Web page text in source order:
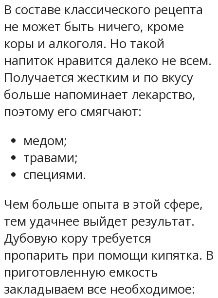
В составе классического рецепта
не может быть ничего, кроме
коры и алкоголя. Но такой
напиток нравится далеко не всем.
Получается жестким и по вкусу
больше напоминает лекарство,
поэтому его смягчают:
медом;
травами;
специями.
Чем больше опыта в этой сфере,
тем удачнее выйдет результат.
Дубовую кору требуется
пропарить при помощи кипятка. В
приготовленную емкость
закладываем все необходимое: